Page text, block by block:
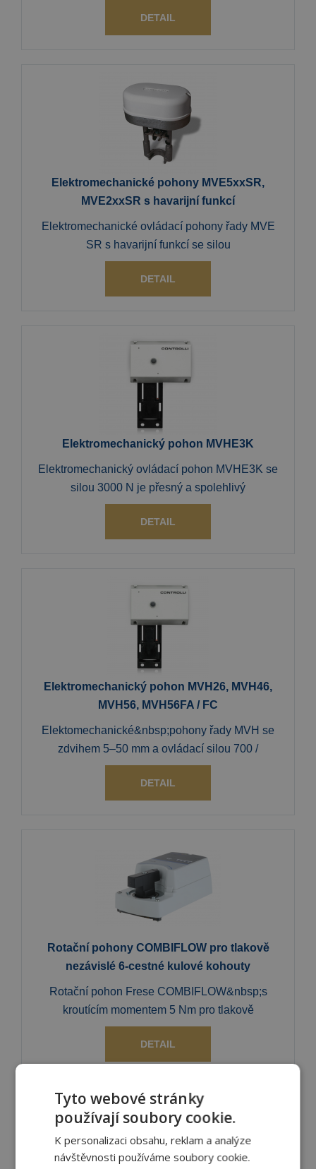
DETAIL
Elektromechanické pohony MVE5xxSR,
MVE2xxSR s havarijní funkcí
Elektromechanické ovládací pohony řady MVE
SR s havarijní funkcí se silou
DETAIL
Elektromechanický pohon MVHE3K
Elektromechanický ovládací pohon MVHE3K se
silou 3000 N je přesný a spolehlivý
DETAIL
Elektromechanický pohon MVH26, MVH46,
MVH56, MVH56FA / FC
Elektomechanické&nbsp;pohony řady MVH se
zdvihem 5–50 mm a ovládací silou 700 /
DETAIL
Rotační pohony COMBIFLOW pro tlakově
nezávislé 6-cestné kulové kohouty
Rotační pohon Frese COMBIFLOW&nbsp;s
kroutícím momentem 5 Nm pro tlakově
DETAIL
Tyto webové stránky
používají soubory cookie.
K personalizaci obsahu, reklam a analýze
návštěvnosti používáme soubory cookie.